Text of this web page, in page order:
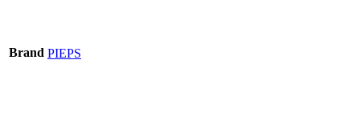
Brand PIEPS